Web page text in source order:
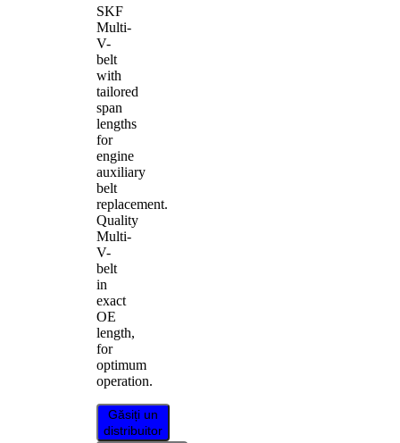
SKF
Multi-
V-
belt
with
tailored
span
lengths
for
engine
auxiliary
belt
replacement.
Quality
Multi-
V-
belt
in
exact
OE
length,
for
optimum
operation.
Găsiți un
distribuitor